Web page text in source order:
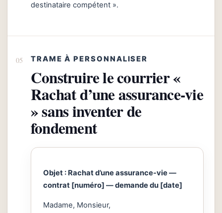
destinataire compétent ».
TRAME À PERSONNALISER
Construire le courrier «
Rachat d’une assurance-vie
» sans inventer de
fondement
Objet : Rachat d’une assurance-vie —
contrat [numéro] — demande du [date]
Madame, Monsieur,